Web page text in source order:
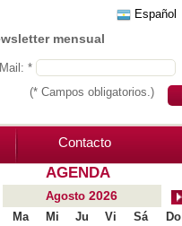
Español
mensual
*
(* Campos obligatorios.)
Contacto
AGENDA
Agosto 2026
Ma Mi Ju Vi Sá
Do